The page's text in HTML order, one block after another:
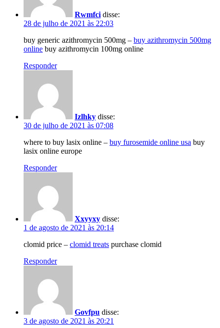
Rwmfci disse:
28 de julho de 2021 às 22:03
buy generic azithromycin 500mg – buy azithromycin 500mg
online buy azithromycin 100mg online
Responder
Izlhky disse:
30 de julho de 2021 às 07:08
where to buy lasix online – buy furosemide online usa buy
lasix online europe
Responder
Xxyyxy disse:
1 de agosto de 2021 às 20:14
clomid price – clomid treats purchase clomid
Responder
Govfpu disse:
3 de agosto de 2021 às 20:21